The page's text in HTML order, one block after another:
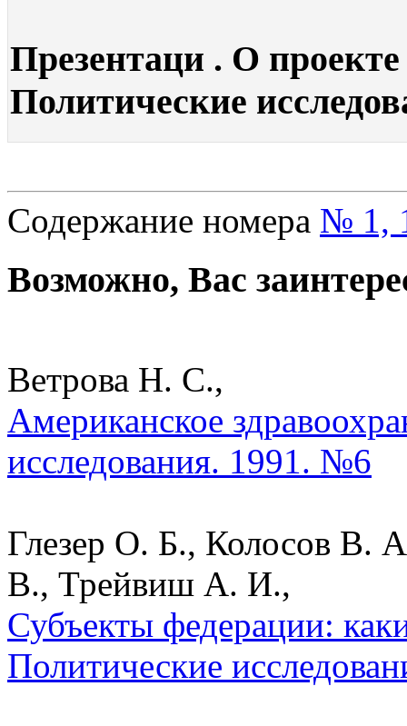
Презентаци . О
Политические
Содержание номера № 1,
Возможно, Вас
Ветрова Н. С.,
Американское
исследования. 1991. №6
Глезер О. Б., Колосов В.
В., Трейвиш А. И.,
Субъекты федерации:
Политические